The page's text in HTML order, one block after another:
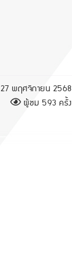
27 พฤศจิกายน 2568
ผู้ชม 593 ครั้ง